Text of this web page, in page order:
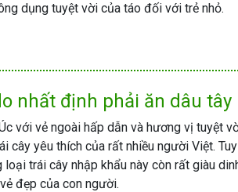
dụng tuyệt vời của táo đối với trẻ nhỏ.
nhất định phải ăn dâu tây
với vẻ ngoài hấp dẫn và hương vị tuyệt
cây yêu thích của rất nhiều người Việt.
loại trái cây nhập khẩu này còn rất giàu
đẹp của con người.